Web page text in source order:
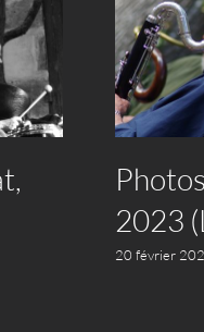
2023
20 février